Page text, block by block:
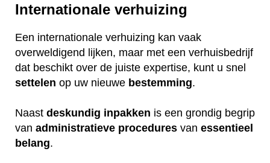
Internationale verhuizing
Een internationale verhuizing kan vaak
overweldigend lijken, maar met een verhuisbedrijf
dat beschikt over de juiste expertise, kunt u snel
settelen op uw nieuwe bestemming.
Naast deskundig inpakken is een grondig begrip
van administratieve procedures van essentieel
belang.